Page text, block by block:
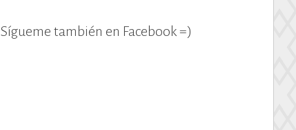
Sígueme también en Facebook =)